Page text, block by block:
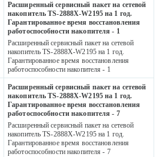
Расширенный сервисный пакет на сетевой
накопитель TS-2888X-W2195 на 1 год.
Гарантированное время восстановления
работоспособности накопителя - 1
Расширенный сервисный пакет на сетевой
накопитель TS-2888X-W2195 на 1 год.
Гарантированное время восстановления
работоспособности накопителя - 1
Расширенный сервисный пакет на сетевой
накопитель TS-2888X-W2195 на 1 год.
Гарантированное время восстановления
работоспособности накопителя - 7
Расширенный сервисный пакет на сетевой
накопитель TS-2888X-W2195 на 1 год.
Гарантированное время восстановления
работоспособности накопителя - 7